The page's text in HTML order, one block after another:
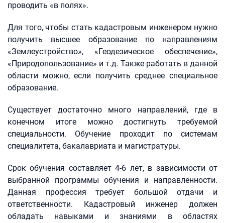
проводить «в полях».
Для того, чтобы стать кадастровым инженером нужно
получить высшее образование по направлениям
«Землеустройство», «Геодезическое обеспечение»,
«Природопользование» и т.д. Также работать в данной
области можно, если получить среднее специальное
образование.
Существует достаточно много направлений, где в
конечном итоге можно достигнуть требуемой
специальности. Обучение проходит по системам
специалитета, бакалавриата и магистратуры.
Срок обучения составляет 4-6 лет, в зависимости от
выбранной программы обучения и направленности.
Данная профессия требует большой отдачи и
ответственности. Кадастровый инженер должен
обладать навыками и знаниями в областях